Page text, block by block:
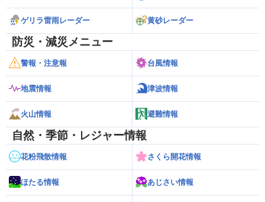
ゲリラ雷雨レーダー 黄砂レーダー
防災・減災メニュー
警報・注意報 台風情報
地震情報 津波情報
火山情報 避難情報
自然・季節・レジャー情報
花粉飛散情報 さくら開花情報
ほたる情報 あじさい情報